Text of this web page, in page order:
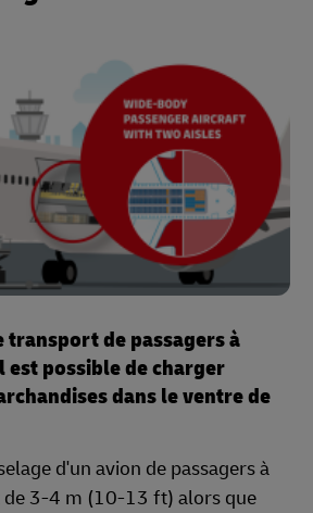
transport de passagers à
possible de charger
dans le ventre de
d'un avion de passagers à
de 3-4 m (10-13 ft) alors que